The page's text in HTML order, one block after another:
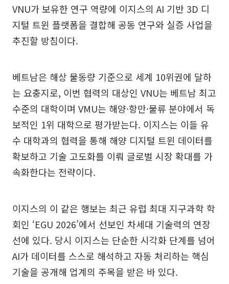
VNU가 보유한 연구 역량에 이지스의 AI 기반 3D 디
지털 트윈 플랫폼을 결합해 공동 연구와 실증 사업을
추진할 방침이다.
베트남은 해상 물동량 기준으로 세계 10위권에 달하
는 요충지로, 이번 협력의 대상인 VNU는 베트남 최고
수준의 대학이며 VMU는 해양·항만·물류 분야에서 독
보적인 1위 대학으로 평가받는다. 이지스는 이들 유
수 대학과의 협력을 통해 해양 디지털 트윈 데이터를
확보하고 기술 고도화를 이뤄 글로벌 시장 확대를 가
속화한다는 전략이다.
이지스의 이 같은 행보는 최근 유럽 최대 지구과학 학
회인 ‘EGU 2026’에서 선보인 차세대 기술력의 연장
선에 있다. 당시 이지스는 단순한 시각화 단계를 넘어
AI가 데이터를 스스로 해석하고 자동 처리하는 핵심
기술을 공개해 업계의 주목을 받은 바 있다.